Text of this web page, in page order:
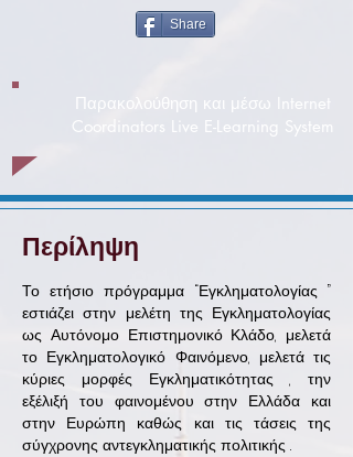
Share
Παρακολούθηση και μέσω Internet
Coordinators Live E-Learning System
Περίληψη
Το ετήσιο πρόγραμμα “Εγκληματολογίας ”
εστιάζει στην μελέτη της Εγκληματολογίας
ως Αυτόνομο Επιστημονικό Κλάδο, μελετά
το Εγκληματολογικό Φαινόμενο, μελετά τις
κύριες μορφές Εγκληματικότητας , την
εξέλιξή του φαινομένου στην Ελλάδα και
στην Ευρώπη καθώς και τις τάσεις της
σύγχρονης αντεγκληματικής πολιτικής .